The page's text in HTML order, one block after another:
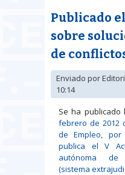
Publicado
sobre
de
Enviado por
10:14
Se ha publicado
febrero de 2012
de Empleo,
publica el V
autónoma de
(sistema